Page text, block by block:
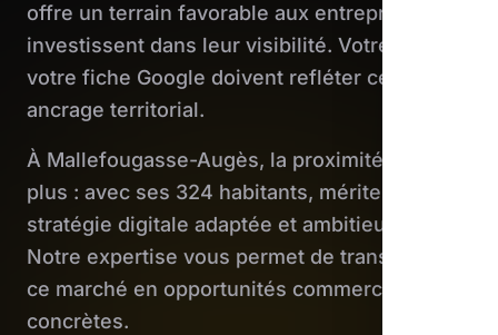
offre un terrain favorable aux entreprises qui
investissent dans leur visibilité. Votre site et
votre fiche Google doivent refléter cet
ancrage territorial.
À Mallefougasse-Augès, la proximité ne suffit
plus : avec ses 324 habitants, mérite une
stratégie digitale adaptée et ambitieuse.
Notre expertise vous permet de transformer
ce marché en opportunités commerciales
concrètes.